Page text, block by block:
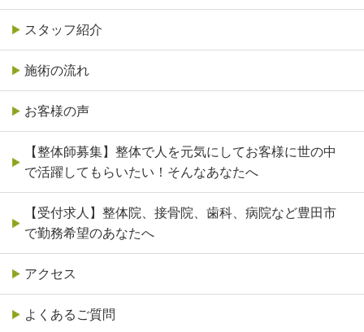
スタッフ紹介
施術の流れ
お客様の声
【整体師募集】整体で人を元気にしてお客様に世の中
で活躍してもらいたい！そんなあなたへ
【受付求人】整体院、接骨院、歯科、病院など豊田市
で勤務希望のあなたへ
アクセス
よくあるご質問